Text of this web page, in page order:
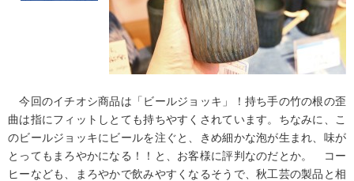
今回のイチオシ商品は「ビールジョッキ」！持ち手の竹の根の歪
曲は指にフィットしとても持ちやすくされています。ちなみに、こ
のビールジョッキにビールを注ぐと、きめ細かな泡が生まれ、味が
とってもまろやかになる！！と、お客様に評判なのだとか。 コー
ヒーなども、まろやかで飲みやすくなるそうで、秋工芸の製品と相